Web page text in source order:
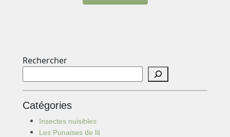
Rechercher
Catégories
Insectes nuisibles
Les Punaises de lit